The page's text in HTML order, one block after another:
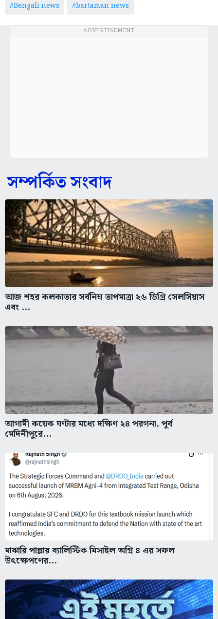
#Bengali news #bartaman news
ADVERTISEMENT
সম্পর্কিত সংবাদ
আজ শহর কলকাতার সর্বনিম্ন তাপমাত্রা ২৬ ডিগ্রি সেলসিয়াস
এবং ...
আগামী কয়েক ঘণ্টার মধ্যে দক্ষিণ ২৪ পরগনা, পূর্ব
মেদিনীপুরে...
মাঝারি পাল্লার ব্যালিস্টিক মিসাইল অগ্নি ৪ এর সফল
উৎক্ষেপণের...